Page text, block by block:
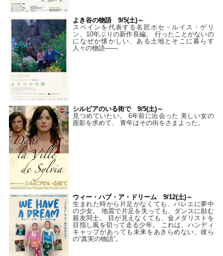
よき谷の物語 9/5(土)～
スペインを代表する名匠ホセ・ルイス・ゲリ
ン、10年ぶりの新作長編。 行ったことがないの
になぜか懐かしい、ある土地とそこに暮らす
人々の物語――
シルビアのいる街で 9/5(土)～
見つめていたい。 6年前に出会った 美しい女の
面影を求めて、 青年はその街をさまよった。
ウィー・ハブ・ア・ドリーム 9/12(土)～
生まれた時から片足がなくても、バレエに夢中
の少女。 地震で片足を失っても、ダンスに励む
親友同士。 目が見えなくても、金メダリストを
目指し風を切って走る少年。 これは、ハンディ
キャップがあっても未来をあきらめない、彼ら
の“真実の物語”。